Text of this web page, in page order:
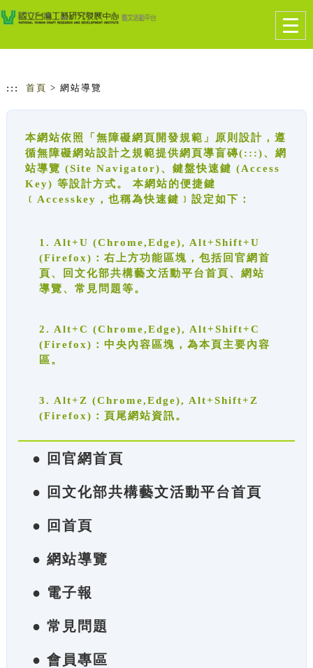
跳到主要內容
網站導覽
::: 首頁 > 網站導覽
本網站依照「無障礙網頁開發規範」原則設計，遵
循無障礙網站設計之規範提供網頁導盲磚(:::)、網
站導覽 (Site Navigator)、鍵盤快速鍵 (Access
Key) 等設計方式。 本網站的便捷鍵
﹝Accesskey，也稱為快速鍵﹞設定如下：
1. Alt+U (Chrome,Edge), Alt+Shift+U
(Firefox)：右上方功能區塊，包括回官網首
頁、回文化部共構藝文活動平台首頁、網站
導覽、常見問題等。
2. Alt+C (Chrome,Edge), Alt+Shift+C
(Firefox)：中央內容區塊，為本頁主要內容
區。
3. Alt+Z (Chrome,Edge), Alt+Shift+Z
(Firefox)：頁尾網站資訊。
● 回官網首頁
● 回文化部共構藝文活動平台首頁
● 回首頁
● 網站導覽
● 電子報
● 常見問題
● 會員專區